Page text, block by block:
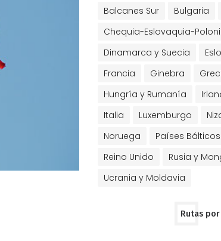
Balcanes Sur
Bulgaria
Chequia-Eslovaquia-
Dinamarca y Suecia
Francia
Ginebra
Hungría y Rumanía
Italia
Luxemburgo
Noruega
Países Bálticos
Reino Unido
Rusia y
Ucrania y Moldavia
Rutas por